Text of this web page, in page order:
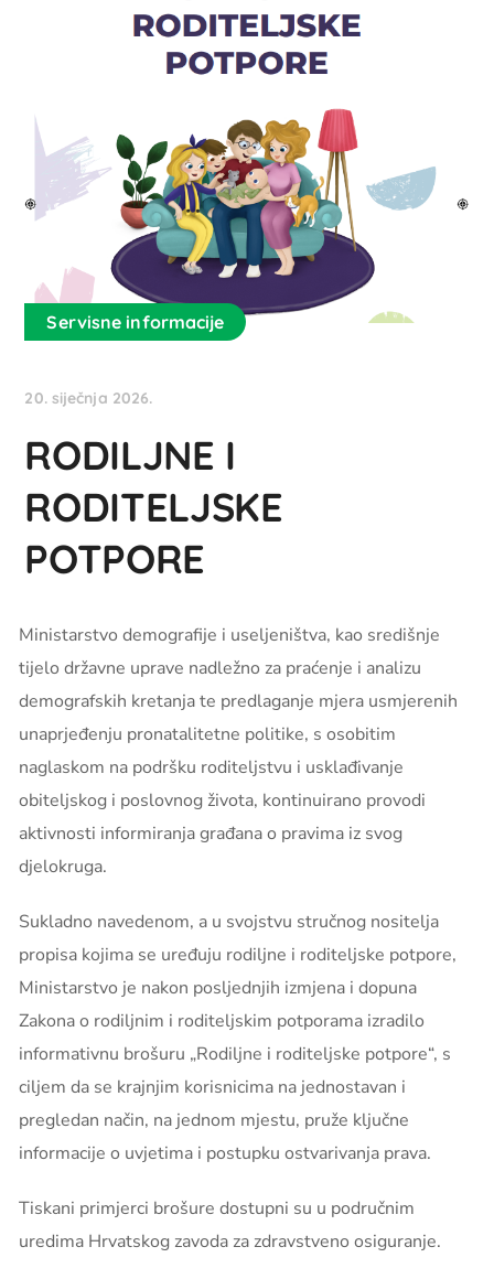
Servisne informacije
20. siječnja 2026.
RODILJNE I
RODITELJSKE
POTPORE
Ministarstvo demografije i useljeništva, kao središnje
tijelo državne uprave nadležno za praćenje i analizu
demografskih kretanja te predlaganje mjera usmjerenih
unaprjeđenju pronatalitetne politike, s osobitim
naglaskom na podršku roditeljstvu i usklađivanje
obiteljskog i poslovnog života, kontinuirano provodi
aktivnosti informiranja građana o pravima iz svog
djelokruga.
Sukladno navedenom, a u svojstvu stručnog nositelja
propisa kojima se uređuju rodiljne i roditeljske potpore,
Ministarstvo je nakon posljednjih izmjena i dopuna
Zakona o rodiljnim i roditeljskim potporama izradilo
informativnu brošuru „Rodiljne i roditeljske potpore“, s
ciljem da se krajnjim korisnicima na jednostavan i
pregledan način, na jednom mjestu, pruže ključne
informacije o uvjetima i postupku ostvarivanja prava.
Tiskani primjerci brošure dostupni su u područnim
uredima Hrvatskog zavoda za zdravstveno osiguranje.